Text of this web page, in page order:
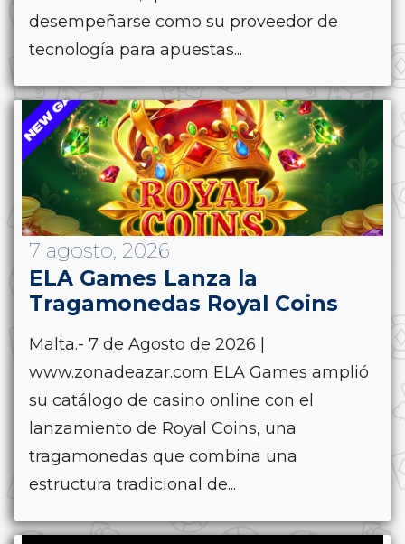
desempeñarse como su proveedor de
tecnología para apuestas...
7 agosto, 2026
ELA Games Lanza la
Tragamonedas Royal Coins
Malta.- 7 de Agosto de 2026 |
www.zonadeazar.com ELA Games amplió
su catálogo de casino online con el
lanzamiento de Royal Coins, una
tragamonedas que combina una
estructura tradicional de...